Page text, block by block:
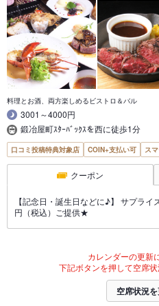
料理とお酒、両方楽しめるビストロ＆バル
3001～4000円
鍛冶屋町ｽﾀｰﾊﾞｯｸｽを西に徒歩1分
口コミ投稿特典対象店 COIN+支払い可 ス
クーポン
【記念日・誕生日などに♪】 サプラ
円（税込）ご提供★
カレンダーの更新
下記ボタンを押して空席状
空席状況